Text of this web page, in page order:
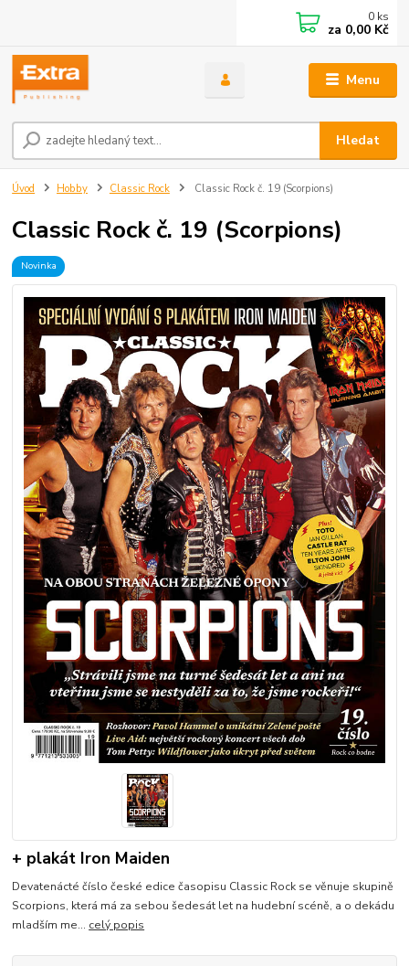
Menu
Hledat
0 ks
za 0,00 Kč
Úvod Hobby Classic Rock Classic Rock č. 19 (Scorpions)
Classic Rock č. 19 (Scorpions)
Novinka
+ plakát Iron Maiden
Devatenácté číslo české edice časopisu Classic Rock se věnuje skupině
Scorpions, která má za sebou šedesát let na hudební scéně, a o dekádu
mladším me... celý popis